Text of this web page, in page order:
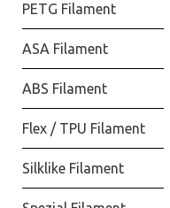
PETG Filament
ASA Filament
ABS Filament
Flex / TPU Filament
Silklike Filament